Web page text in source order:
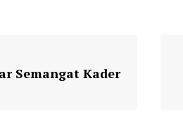
Semangat Kader